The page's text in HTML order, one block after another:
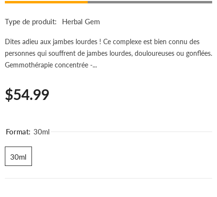
Type de produit: Herbal Gem
Dites adieu aux jambes lourdes ! Ce complexe est bien connu des
personnes qui souffrent de jambes lourdes, douloureuses ou gonflées.
Gemmothérapie concentrée -...
$54.99
Format: 30ml
30ml